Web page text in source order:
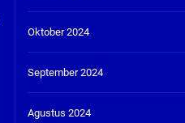
Oktober 2024
September 2024
Agustus 2024